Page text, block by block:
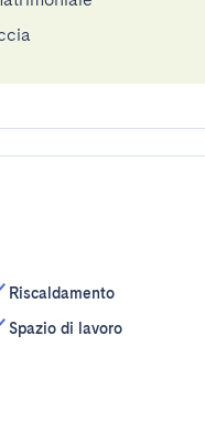
Riscaldamento
Spazio di lavoro